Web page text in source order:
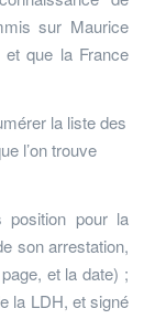
sur Maurice
que la France
la liste des
l’on trouve
position pour la
son arrestation,
et la date) ;
la LDH, et signé